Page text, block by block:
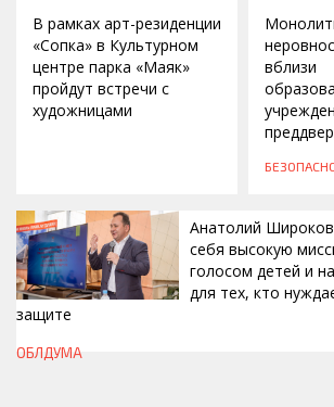
В рамках арт-резиденции
«Сопка» в Культурном
центре парка «Маяк»
пройдут встречи с
художницами
вблизи
Анатолий
себя высокую
голосом детей и
для тех, кто
защите
ОБЛДУМА